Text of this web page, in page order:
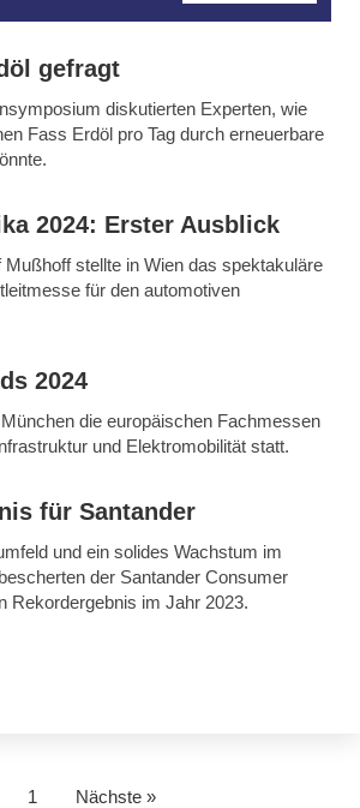
gefragt
diskutierten Experten, wie
Fass Erdöl pro Tag durch erneuerbare
2024: Erster Ausblick
stellte in Wien das spektakuläre
für den automotiven
2024
die europäischen Fachmessen
und Elektromobilität statt.
für Santander
und ein solides Wachstum im
der Santander Consumer
Rekordergebnis im Jahr 2023.
1 Nächste »